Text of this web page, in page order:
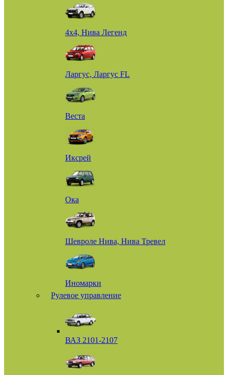
4х4, Нива Легенд
Ларгус, Ларгус FL
Веста
Иксрей
Ока
Шевроле Нива, Нива Тревел
Иномарки
Рулевое управление
ВАЗ 2101-2107